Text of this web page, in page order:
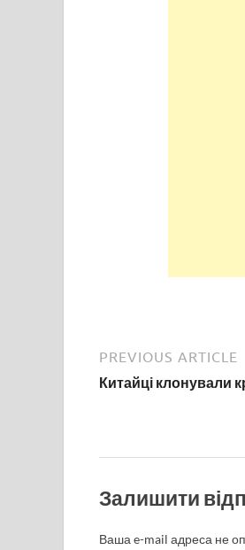
PREVIOUS ARTICLE
Китайці клонували
Залишити
Ваша e-mail адреса не